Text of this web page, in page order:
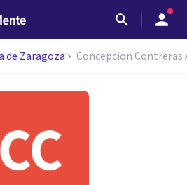
de Zaragoza Concepcion Contreras